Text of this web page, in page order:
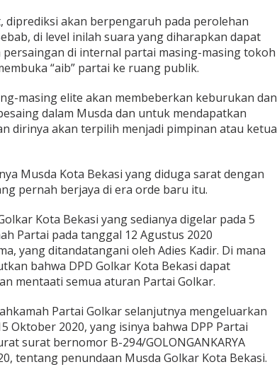
akan berpengaruh pada perolehan
di level inilah suara yang diharapkan dapat
di internal partai masing-masing tokoh
“aib” partai ke ruang publik.
masing elite akan membeberkan keburukan dan
dalam Musda dan untuk mendapatkan
dirinya akan terpilih menjadi pimpinan atau ketua
Musda Kota Bekasi yang diduga sarat dengan
pernah berjaya di era orde baru itu.
Kota Bekasi yang sedianya digelar pada 5
Partai pada tanggal 12 Agustus 2020
yang ditandatangani oleh Adies Kadir. Di mana
bahwa DPD Golkar Kota Bekasi dapat
mentaati semua aturan Partai Golkar.
Partai Golkar selanjutnya mengeluarkan
Oktober 2020, yang isinya bahwa DPP Partai
surat bernomor B-294/GOLONGANKARYA
tentang penundaan Musda Golkar Kota Bekasi.